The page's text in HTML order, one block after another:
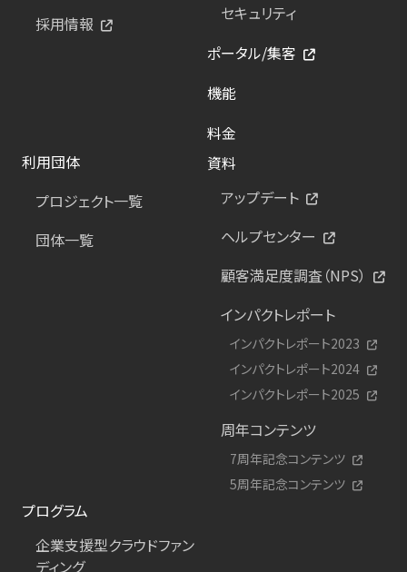
採用情報
セキュリティ
ポータル/集客
機能
料金
利用団体
プロジェクト一覧
団体一覧
資料
アップデート
ヘルプセンター
顧客満足度調査（NPS）
インパクトレポート
インパクトレポート2023
インパクトレポート2024
インパクトレポート2025
周年コンテンツ
7周年記念コンテンツ
5周年記念コンテンツ
プログラム
企業支援型クラウドファン
ディング